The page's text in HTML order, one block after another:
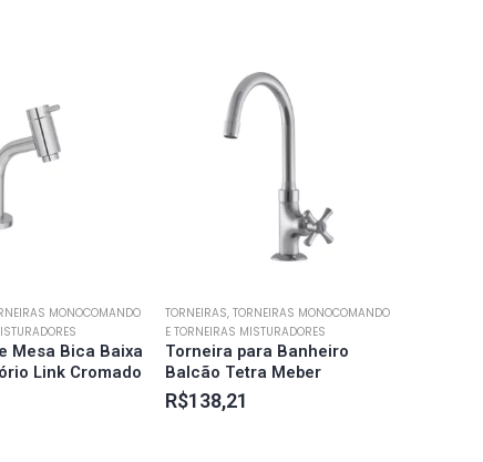
MONOCOMANDO
Mesa Bica Baixa
Link Cromado
TORNEIRAS, TORNEIRAS MONOCOMANDO
E TORNEIRAS MISTURADORES
Torneira para Banheiro
Balcão Tetra Meber
R$138,21